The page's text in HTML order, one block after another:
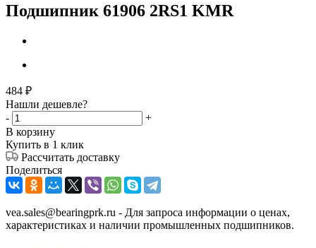
Подшипник 61906 2RS1 KMR
484 ₽
Нашли дешевле?
-
+
В корзину
Купить в 1 клик
Рассчитать доставку
Поделиться
vea.sales@bearingprk.ru - Для запроса информации о ценах,
характеристиках и наличии промышленных подшипников.